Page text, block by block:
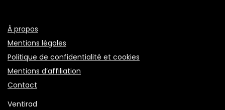
À propos
Mentions légales
Politique de confidentialité et cookies
Mentions d’affiliation
Contact
Ventirad